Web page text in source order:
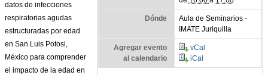
Dónde
Aula de Seminarios -
IMATE Juriquilla
Agregar evento
al calendario
vCal
iCal
datos de infecciones
respiratorias agudas
estructuradas por edad
en San Luis Potosi,
México para comprender
el impacto de la edad en